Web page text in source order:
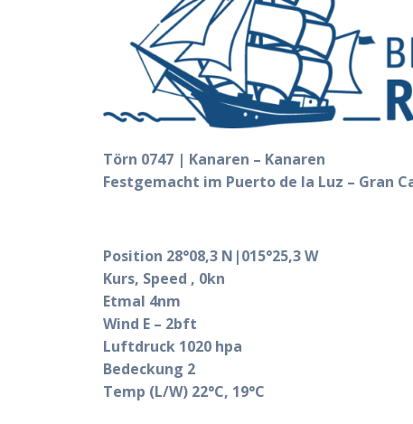
Törn 0747 | Kanaren – Kanaren
Festgemacht im Puerto de la Luz – Gran
Position 28°08,3 N|015°25,3 W
Kurs, Speed , 0kn
Etmal 4nm
Wind E – 2bft
Luftdruck 1020 hpa
Bedeckung 2
Temp (L/W) 22°C, 19°C